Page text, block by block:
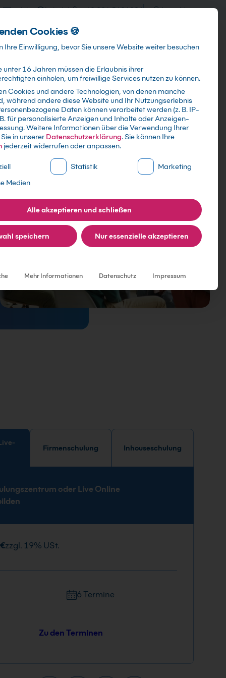
training@kebel.de +49 231 5191986 Anmelden
Suchen
Info & Services Kontakt
Firmenschulung Inhouseschulung
oder Live Online
zzgl. 19% USt.
6 Termine
Zu den Terminen
Cookies 🍪
Ihre Einwilligung, bevor Sie unsere Website weiter besuchen
unter 16 Jahren müssen die Erlaubnis ihrer
einholen, um freiwillige Services nutzen zu können.
Cookies und andere Technologien, von denen manche
während andere diese Website und Ihr Nutzungserlebnis
Daten können verarbeitet werden (z. B. IP-
für personalisierte Anzeigen und Inhalte oder Anzeigen-
Weitere Informationen über die Verwendung Ihrer
in unserer Datenschutzerklärung.Sie können Ihre
jederzeit widerrufen oder anpassen.
Liste der Service-Gruppen, für die eine Einwilligung
Statistik
Marketing
Medien
Alle akzeptieren und schließen
speichern Nur essenzielle akzeptieren
Mehr Informationen Datenschutz Impressum